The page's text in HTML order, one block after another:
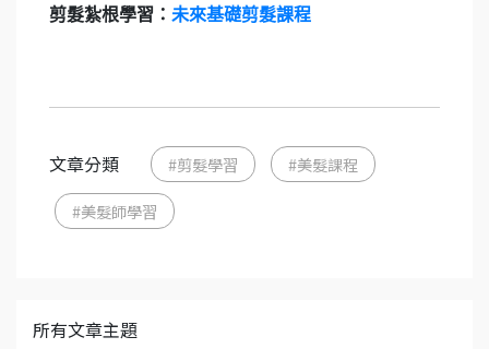
剪髮紮根學習： 未來基礎剪髮課程
文章分類 #剪髮學習 #美髮課程
#美髮師學習
所有文章主題